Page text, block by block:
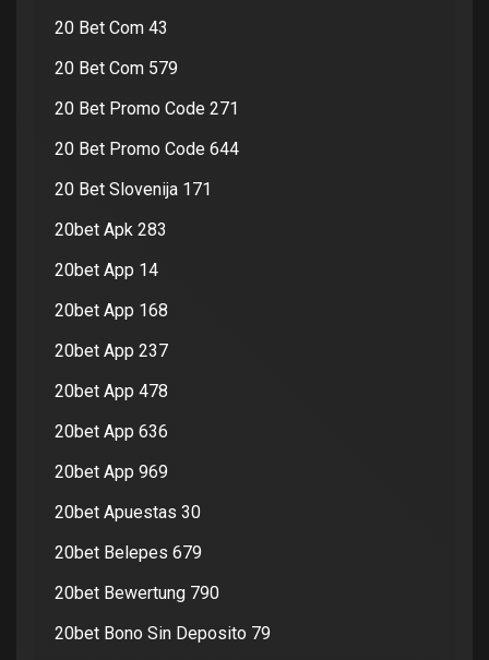
20 Bet Com 43
20 Bet Com 579
20 Bet Promo Code 271
20 Bet Promo Code 644
20 Bet Slovenija 171
20bet Apk 283
20bet App 14
20bet App 168
20bet App 237
20bet App 478
20bet App 636
20bet App 969
20bet Apuestas 30
20bet Belepes 679
20bet Bewertung 790
20bet Bono Sin Deposito 79